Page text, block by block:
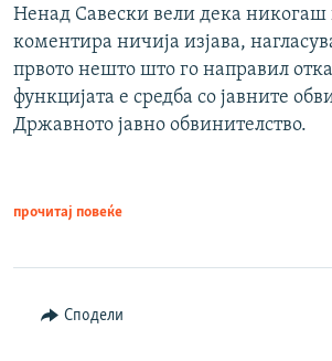
Ненад Савески вели дека никогаш
коментира ничија изјава,
првото нешто што го направил
функцијата е средба со јавните
Државното јавно обвинителство.
прочитај повеќе
Сподели